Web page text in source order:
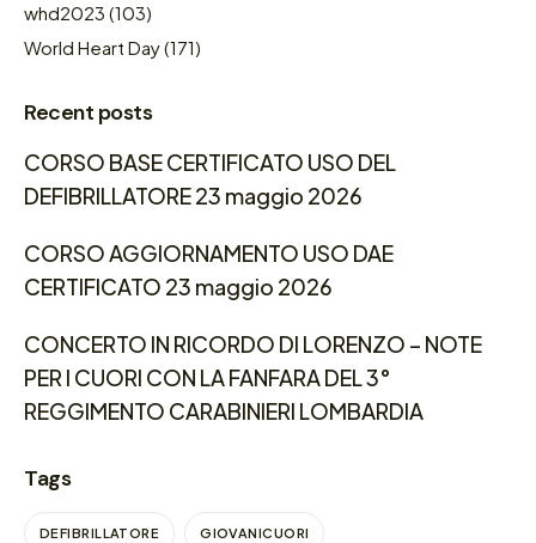
whd2023 (103)
World Heart Day(171)
Recent posts
CORSO BASE CERTIFICATO USO DEL
DEFIBRILLATORE 23 maggio 2026
CORSO AGGIORNAMENTO USO DAE
CERTIFICATO 23 maggio 2026
CONCERTO IN RICORDO DI LORENZO – NOTE
PER I CUORI CON LA FANFARA DEL 3°
REGGIMENTO CARABINIERI LOMBARDIA
Tags
DEFIBRILLATORE GIOVANICUORI